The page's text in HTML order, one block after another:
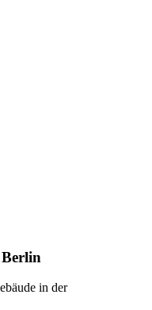
in der